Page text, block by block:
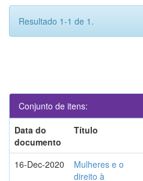
Resultado 1-1 de 1.
Conjunto de itens:
Data do
documento
Título
16-Dec-2020
Mulheres e o
direito à